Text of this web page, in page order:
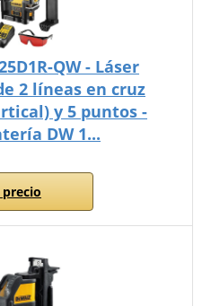
QW - Láser
2 líneas en cruz
y 5 puntos -
DW 1...
precio